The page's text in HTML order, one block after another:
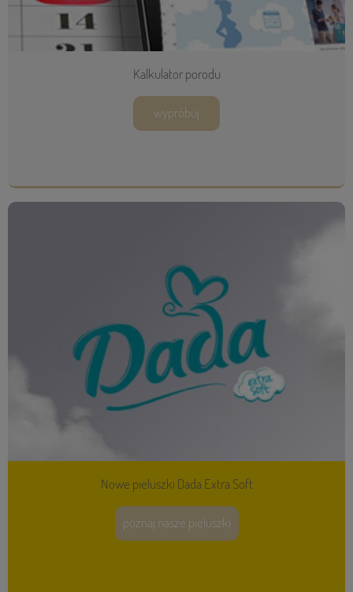
Kalkulator porodu
wypróbuj
Nowe pieluszki Dada Extra Soft
poznaj nasze pieluszki